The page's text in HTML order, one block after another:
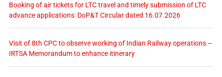
Booking of air tickets for LTC travel and timely submission of LTC
advance applications: DoP&T Circular dated 16.07.2026
Visit of 8th CPC to observe working of Indian Railway operations –
IRTSA Memorandum to enhance itinerary